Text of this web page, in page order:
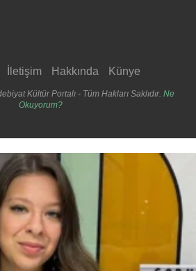
İletişim Hakkında Künye
Kültür Portalı - Tüm Hakları Saklıdır. Ne
Okuyorum?